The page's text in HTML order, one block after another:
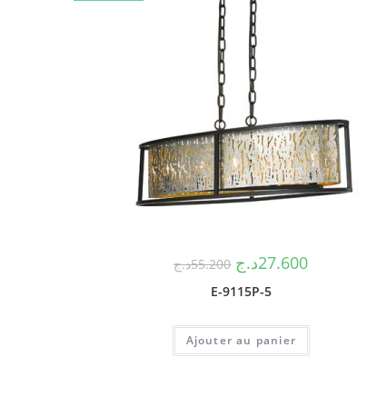
55.200د.ج 27.600د.ج
E-9115P-5
Ajouter au panier